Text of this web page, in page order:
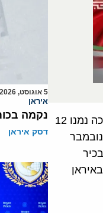
רחמני-פאצ'לי אמר כי אחוז ההצבעה היה סביר בהתחשב בהתפרצות נגיף הקורונה באיראן (עד כה נמנו 12
ובכיר
5 אוגוסט, 2026
איראן
נקמה
דסק איראן